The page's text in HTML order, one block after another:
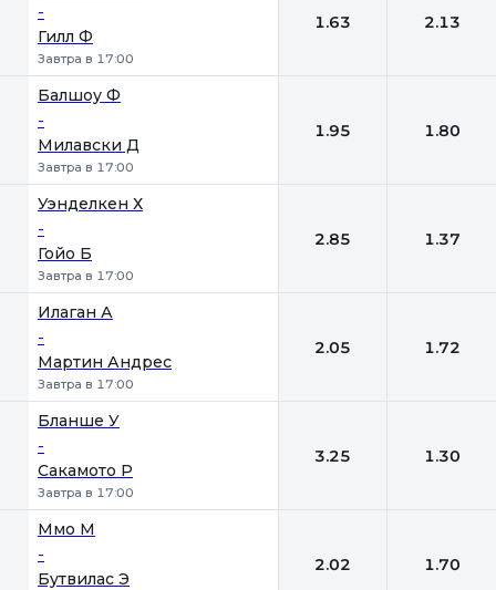
-
Гилл Ф
Завтра в 17:00
1.63 2.13
Балшоу Ф
-
Милавски Д
Завтра в 17:00
1.95 1.80
Уэнделкен Х
-
Гойо Б
Завтра в 17:00
2.85 1.37
Илаган А
-
Мартин Андрес
Завтра в 17:00
2.05 1.72
Бланше У
-
Сакамото Р
Завтра в 17:00
3.25 1.30
Ммо М
-
Бутвилас Э
2.02 1.70